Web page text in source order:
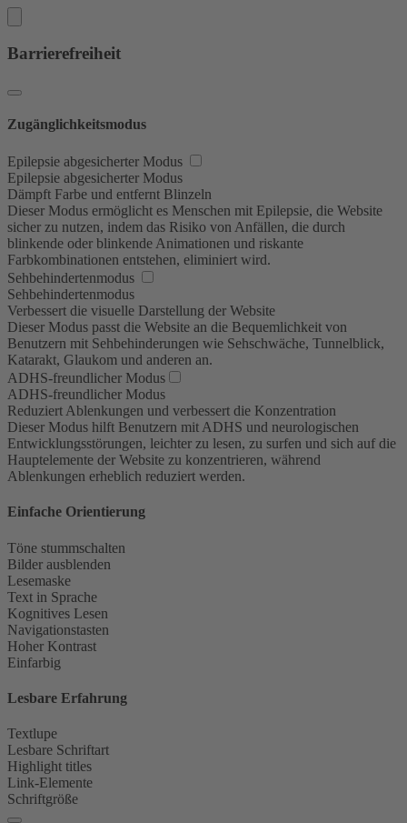
Barrierefreiheit
Zugänglichkeitsmodus
Epilepsie abgesicherter Modus
Epilepsie abgesicherter Modus
Dämpft Farbe und entfernt Blinzeln
Dieser Modus ermöglicht es Menschen mit Epilepsie, die Website
sicher zu nutzen, indem das Risiko von Anfällen, die durch
blinkende oder blinkende Animationen und riskante
Farbkombinationen entstehen, eliminiert wird.
Sehbehindertenmodus
Sehbehindertenmodus
Verbessert die visuelle Darstellung der Website
Dieser Modus passt die Website an die Bequemlichkeit von
Benutzern mit Sehbehinderungen wie Sehschwäche, Tunnelblick,
Katarakt, Glaukom und anderen an.
ADHS-freundlicher Modus
ADHS-freundlicher Modus
Reduziert Ablenkungen und verbessert die Konzentration
Dieser Modus hilft Benutzern mit ADHS und neurologischen
Entwicklungsstörungen, leichter zu lesen, zu surfen und sich auf die
Hauptelemente der Website zu konzentrieren, während
Ablenkungen erheblich reduziert werden.
Einfache Orientierung
Töne stummschalten
Bilder ausblenden
Lesemaske
Text in Sprache
Kognitives Lesen
Navigationstasten
Hoher Kontrast
Einfarbig
Lesbare Erfahrung
Textlupe
Lesbare Schriftart
Highlight titles
Link-Elemente
Schriftgröße